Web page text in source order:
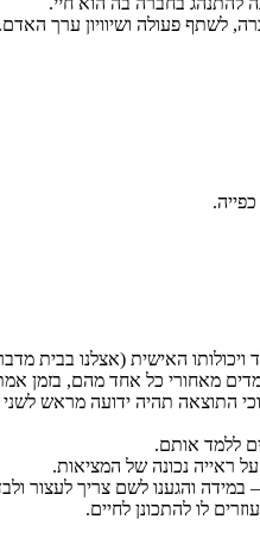
לשתף פעולה ושיוויון ערך האדם.